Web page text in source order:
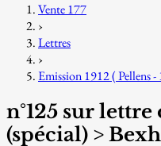
Vente 177
›
Lettres
›
Emission 1912 ( Pellens
n°125 sur
(spécial) >